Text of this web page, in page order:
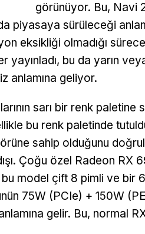
görünüyor. Bu, Navi
piyasaya sürüleceği
eksikliği olmadığı
bu da yarın
anlamına geliyor.
sarı bir renk paletine
bu renk paletinde
sahip olduğunu
Çoğu özel Radeon RX
model çift 8 pimli ve bir
75W (PCIe) + 150W
gelir. Bu, normal